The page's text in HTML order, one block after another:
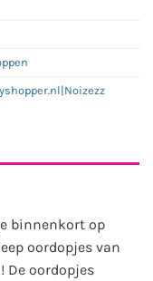
binnenkort op
oordopjes van
De oordopjes